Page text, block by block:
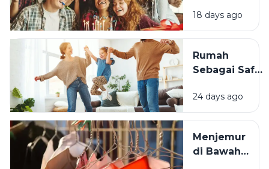
Momen
Bertambah
Terasa
Istimewa?
18 days ago
Rumah
Sebagai Safe
Mengapa
Lingkungan
Tinggal yang
Bersih
24 days ago
Menjemur
di Bawah